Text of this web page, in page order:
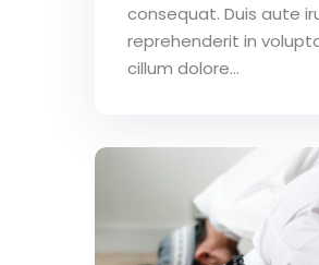
consequat. Duis aute
reprehenderit in
cillum dolore...